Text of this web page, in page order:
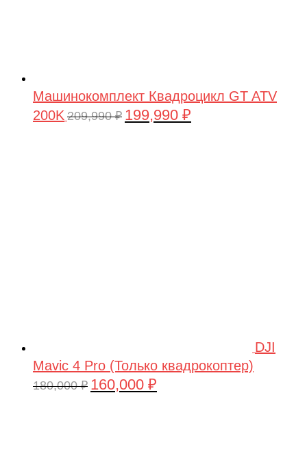
Машинокомплект Квадроцикл GT ATV
200K 209,990₽ Первоначальная
199,990 ₽
DJI
Mavic 4 Pro (Только квадрокоптер)
180,000₽ Первоначальная
160,000 ₽